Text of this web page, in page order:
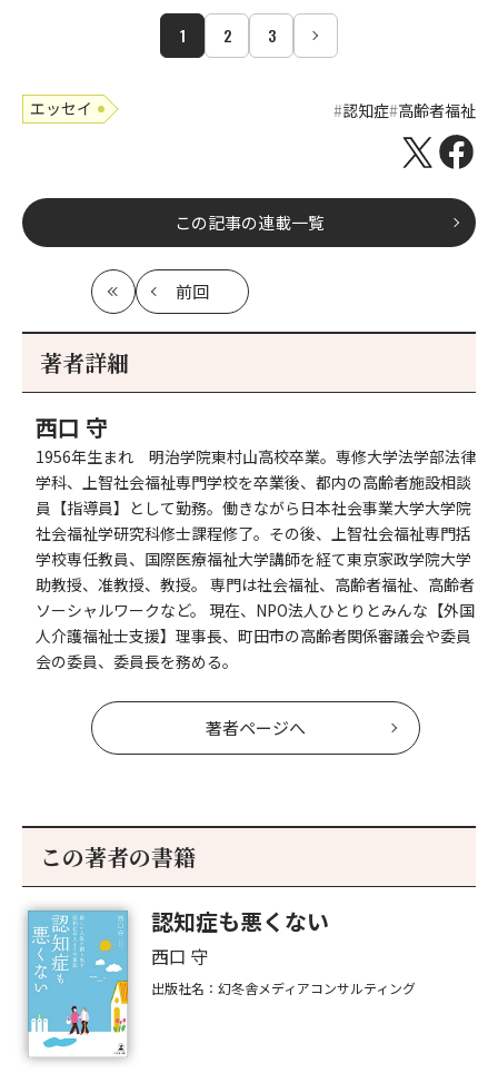
1 2 3
エッセイ 認知症 高齢者福祉
この記事の連載一覧
最
初
前回
記
著者詳細
西口 守
1956年生まれ 明治学院東村山高校卒業。専修大学法学部法律
学科、上智社会福祉専門学校を卒業後、都内の高齢者施設相談
員【指導員】として勤務。働きながら日本社会事業大学大学院
社会福祉学研究科修士課程修了。その後、上智社会福祉専門括
学校専任教員、国際医療福祉大学講師を経て東京家政学院大学
助教授、准教授、教授。 専門は社会福祉、高齢者福祉、高齢者
ソーシャルワークなど。 現在、NPO法人ひとりとみんな【外国
人介護福祉士支援】理事長、町田市の高齢者関係審議会や委員
会の委員、委員長を務める。
著者ページへ
この著者の書籍
認知症も悪くない
西口 守
出版社名：幻冬舎メディアコンサルティング